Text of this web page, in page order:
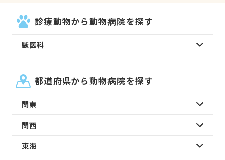
診療動物から動物病院を探す
獣医科
都道府県から動物病院を探す
関東
関西
東海